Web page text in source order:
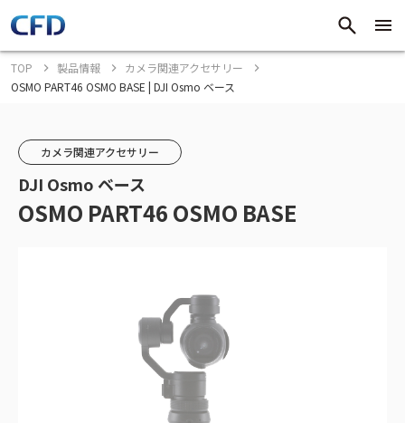
TOP 製品情報
カメラ関連アクセサリー
OSMO PART46 OSMO BASE | DJI Osmo ベース
カメラ関連アクセサリー
DJI Osmo ベース
OSMO PART46 OSMO BASE